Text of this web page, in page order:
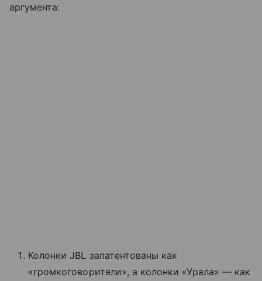
аргумента:
Колонки JBL запатентованы как
«громкоговорители», а колонки «Урала» — как